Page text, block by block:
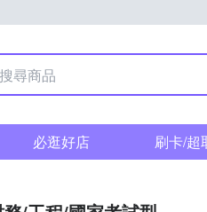
必逛好店 刷卡/超